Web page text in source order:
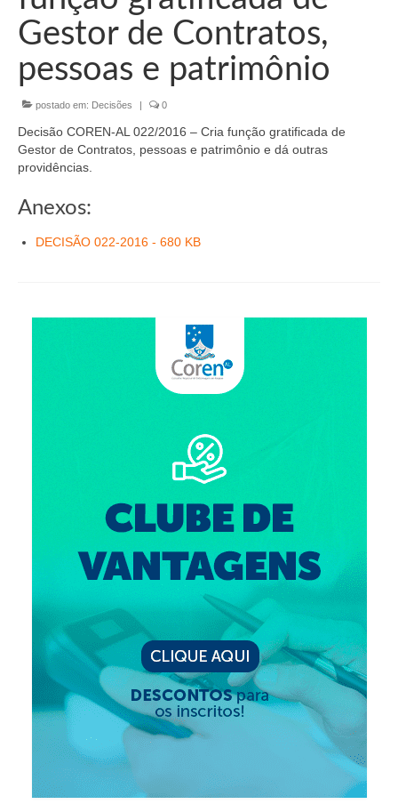
Conselheiros e Diretoria
Câmaras Técnicas
Carta de Serviços ao Cidadão
Governança
Eleições Anteriores
Agenda do presidente
Responsabilidade Técnica
Decisões
Portarias
Resoluções
Desagravo Público
Processos Éticos
Censura Pública
Gestor de Contratos,
pessoas e patrimônio
postado em: Decisões | 0
Decisão COREN-AL 022/2016 – Cria função gratificada de
Gestor de Contratos, pessoas e patrimônio e dá outras
providências.
Anexos:
DECISÃO 022-2016 - 680 KB